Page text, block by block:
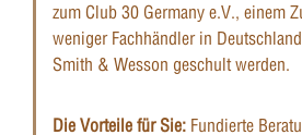
zum Club 30 Germany e.V., einem
weniger Fachhändler in
Smith & Wesson geschult werden.
Die Vorteile für Sie: Fundierte